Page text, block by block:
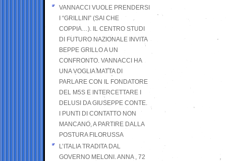
VANNACCI VUOLE PRENDERSI
I “GRILLINI” (SAI CHE
COPPIA…). IL CENTRO STUDI
DI FUTURO NAZIONALE INVITA
BEPPE GRILLO A UN
CONFRONTO. VANNACCI HA
UNA VOGLIA MATTA DI
PARLARE CON IL FONDATORE
DEL M5S E INTERCETTARE I
DELUSI DA GIUSEPPE CONTE.
I PUNTI DI CONTATTO NON
MANCANO, A PARTIRE DALLA
POSTURA FILORUSSA
L’ITALIA TRADITA DAL
GOVERNO MELONI. ANNA , 72